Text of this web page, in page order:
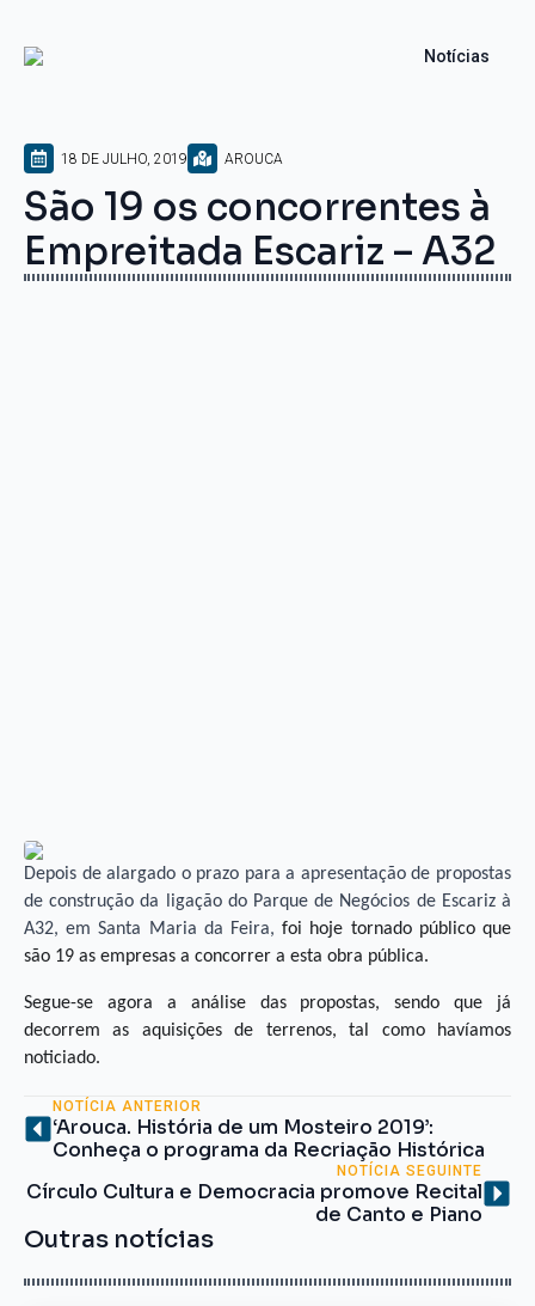
Notícias
18 DE JULHO, 2019 AROUCA
São 19 os concorrentes à
Empreitada Escariz – A32
Depois de alargado o prazo para a apresentação de propostas
de construção da ligação do Parque de Negócios de Escariz à
A32, em Santa Maria da Feira,foi hoje tornado público que
são 19 as empresas a concorrer a esta obra pública.
Segue-se agora a análise das propostas, sendo que já
decorrem as aquisições de terrenos, tal como havíamos
noticiado.
NOTÍCIA ANTERIOR
‘Arouca. História de um Mosteiro 2019’:
Conheça o programa da Recriação Histórica
NOTÍCIA SEGUINTE
Círculo Cultura e Democracia promove Recital
de Canto e Piano
Outras notícias